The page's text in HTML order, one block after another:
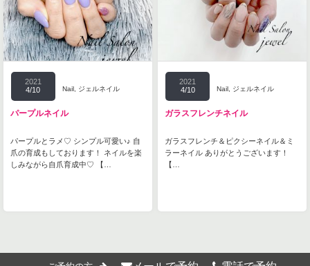
2021
4/10
Nail ジェルネイル
パープルネイル
パープルとラメ♡ シンプル可愛い♪ 自
爪の育成もしております！ ネイルを楽
しみながら自爪育成中♡ 【…
2021
4/10
Nail ジェルネイル
ガラスフレンチネイル
ガラスフレンチ＆ピクシーネイル＆ミ
ラーネイル ありがとうございます！
【…